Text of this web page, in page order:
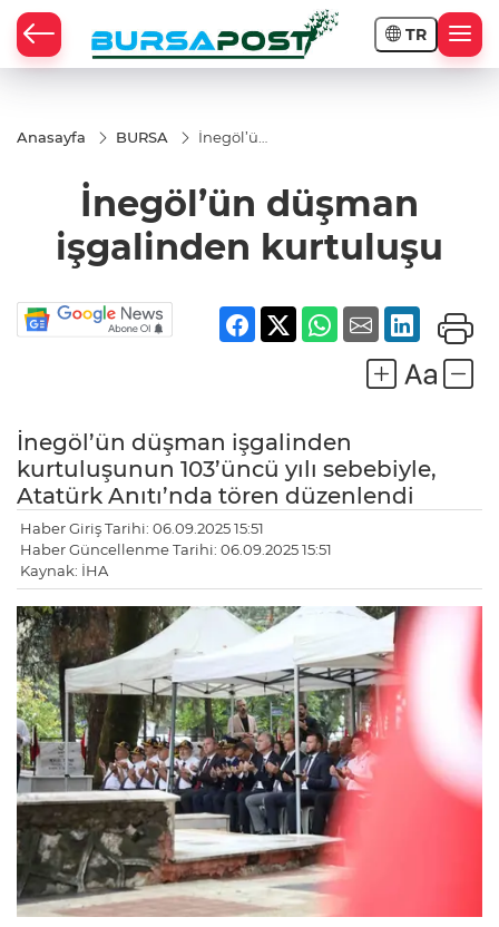
TR
Anasayfa BURSA
İnegöl’ün
kurtuluşu
İnegöl’ün düşman
işgalinden kurtuluşu
İnegöl’ün düşman işgalinden
kurtuluşunun 103’üncü yılı sebebiyle,
Atatürk Anıtı’nda tören düzenlendi
Haber Giriş Tarihi: 06.09.2025 15:51
Haber Güncellenme Tarihi: 06.09.2025 15:51
Kaynak: İHA